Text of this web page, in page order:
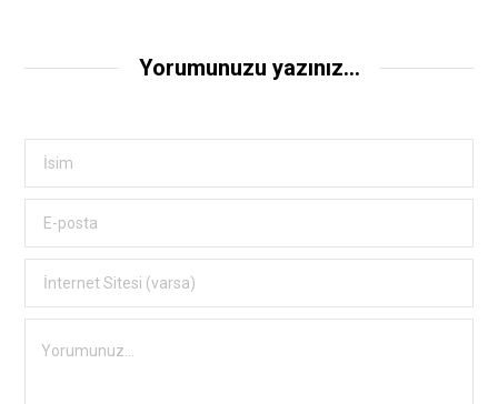
Yorumunuzu yazınız...